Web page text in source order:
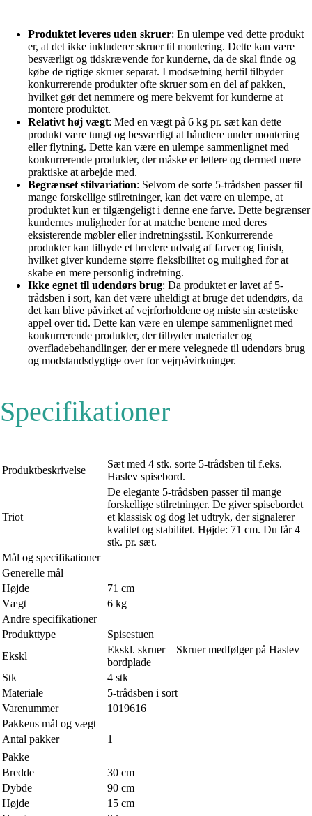
Produktet leveres uden skruer: En ulempe ved dette produkt
er, at det ikke inkluderer skruer til montering. Dette kan være
besværligt og tidskrævende for kunderne, da de skal finde og
købe de rigtige skruer separat. I modsætning hertil tilbyder
konkurrerende produkter ofte skruer som en del af pakken,
hvilket gør det nemmere og mere bekvemt for kunderne at
montere produktet.
Relativt høj vægt: Med en vægt på 6 kg pr. sæt kan dette
produkt være tungt og besværligt at håndtere under montering
eller flytning. Dette kan være en ulempe sammenlignet med
konkurrerende produkter, der måske er lettere og dermed mere
praktiske at arbejde med.
Begrænset stilvariation: Selvom de sorte 5-trådsben passer til
mange forskellige stilretninger, kan det være en ulempe, at
produktet kun er tilgængeligt i denne ene farve. Dette begrænser
kundernes muligheder for at matche benene med deres
eksisterende møbler eller indretningsstil. Konkurrerende
produkter kan tilbyde et bredere udvalg af farver og finish,
hvilket giver kunderne større fleksibilitet og mulighed for at
skabe en mere personlig indretning.
Ikke egnet til udendørs brug: Da produktet er lavet af 5-
trådsben i sort, kan det være uheldigt at bruge det udendørs, da
det kan blive påvirket af vejrforholdene og miste sin æstetiske
appel over tid. Dette kan være en ulempe sammenlignet med
konkurrerende produkter, der tilbyder materialer og
overfladebehandlinger, der er mere velegnede til udendørs brug
og modstandsdygtige over for vejrpåvirkninger.
Specifikationer
Produktbeskrivelse
Sæt med 4 stk. sorte 5-trådsben til f.eks.
Haslev spisebord.
Triot
De elegante 5-trådsben passer til mange
forskellige stilretninger. De giver spisebordet
et klassisk og dog let udtryk, der signalerer
kvalitet og stabilitet. Højde: 71 cm. Du får 4
stk. pr. sæt.
Mål og specifikationer
Generelle mål
Højde
71 cm
Vægt
6 kg
Andre specifikationer
Produkttype
Spisestuen
Ekskl
Ekskl. skruer – Skruer medfølger på Haslev
bordplade
Stk
4 stk
Materiale
5-trådsben i sort
Varenummer
1019616
Pakkens mål og vægt
Antal pakker
1
Pakke
Bredde
30 cm
Dybde
90 cm
Højde
15 cm